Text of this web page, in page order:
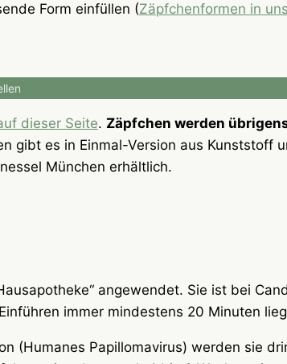
Form einfüllen (Zäpfchenformen in
dieser Seite. Zäpfchen werden
gibt es in Einmal-Version aus Kunststoff
München erhältlich.
angewendet. Sie ist bei
immer mindestens 20 Minuten
(Humanes Papillomavirus) werden sie